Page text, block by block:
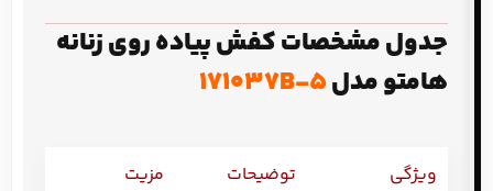
جدول مشخصات کفش پیاده روی زنانه
هامتو مدل171037B-5
ویژگی توضیحات مزیت